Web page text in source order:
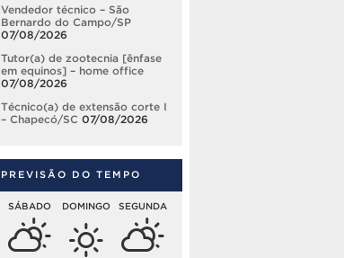
Vendedor técnico – São
Bernardo do Campo/SP
07/08/2026
Tutor(a) de zootecnia [ênfase
em equinos] – home office
07/08/2026
Técnico(a) de extensão corte I
– Chapecó/SC 07/08/2026
PREVISÃO DO TEMPO
SÁBADO DOMINGO SEGUNDA